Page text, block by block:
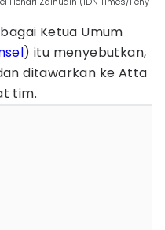
Ketua Umum
) itu menyebutkan,
ditawarkan ke Atta
tim.